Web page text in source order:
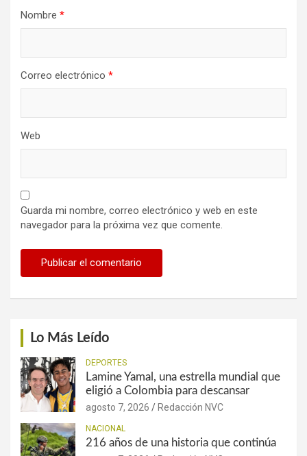
Nombre *
Correo electrónico *
Web
Guarda mi nombre, correo electrónico y web en este
navegador para la próxima vez que comente.
Lo Más Leído
DEPORTES
Lamine Yamal, una estrella mundial que
eligió a Colombia para descansar
agosto 7, 2026 Redacción NVC
NACIONAL
216 años de una historia que continúa